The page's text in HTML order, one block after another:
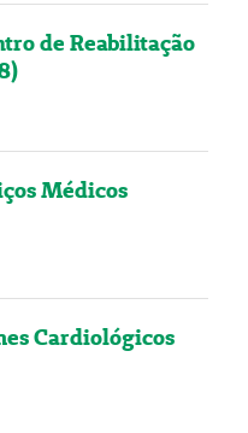
de Reabilitação
Médicos
Cardiológicos